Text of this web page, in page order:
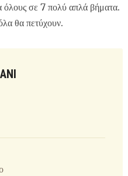
όλους σε 7 πολύ απλά βήματα.
θα πετύχουν.